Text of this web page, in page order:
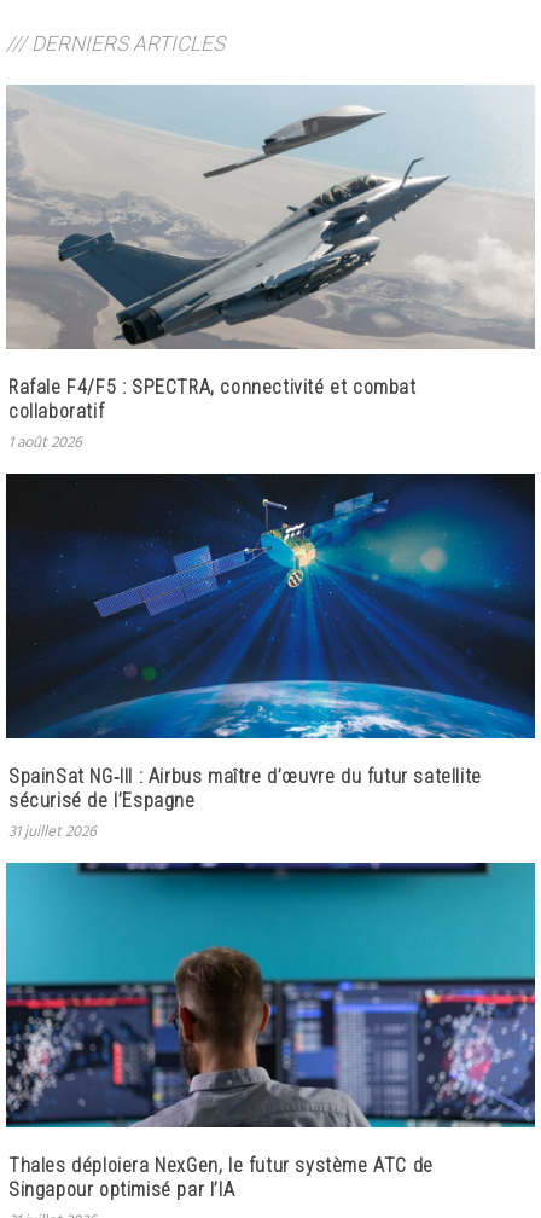
/// DERNIERS ARTICLES
Rafale F4/F5 : SPECTRA, connectivité et combat
collaboratif
1 août 2026
SpainSat NG‑III : Airbus maître d’œuvre du futur satellite
sécurisé de l’Espagne
31 juillet 2026
Thales déploiera NexGen, le futur système ATC de
Singapour optimisé par l’IA